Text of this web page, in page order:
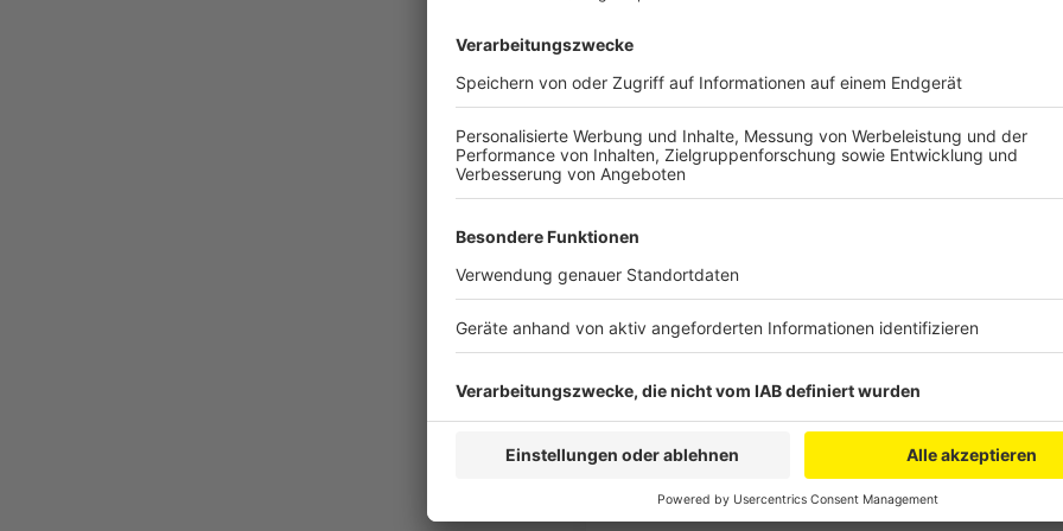
Die Urlaubs-WhatsApp -
Selfies und Postkarten vom Süd-See-Strand wird
uns verbringen ihren Sommerurlaub Corona-bedingt
Heinemann, der schickt seiner Mama täglich eine
seinen Urlaub schönzureden…was natürlich nicht
Anzeige